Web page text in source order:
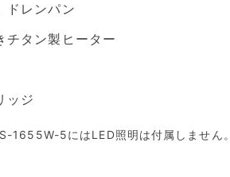
ドレンパン
チタン製ヒーター
ッジ
5にはLED照明は付属しません。